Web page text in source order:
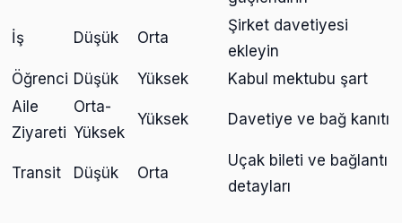
İş Düşük Orta
Şirket davetiyesi
ekleyin
Öğrenci Düşük Yüksek
Kabul mektubu şart
Aile
Ziyareti
Orta-
Yüksek
Yüksek Davetiye ve bağ kanıtı
Transit Düşük Orta
Uçak bileti ve bağlantı
detayları